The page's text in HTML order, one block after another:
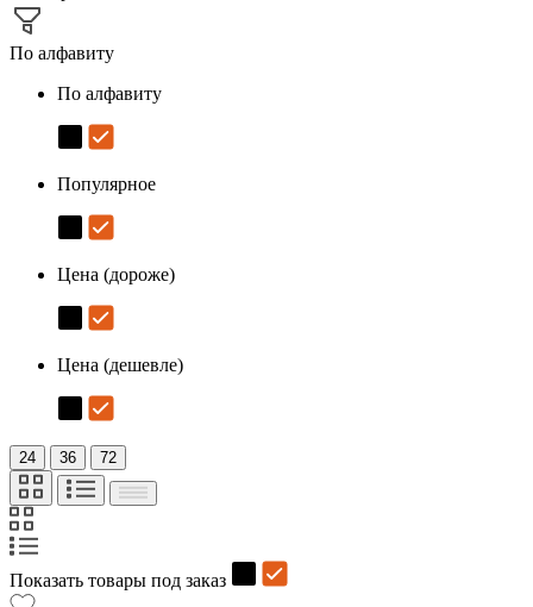
По алфавиту
По алфавиту
Популярное
Цена (дороже)
Цена (дешевле)
24 36 72
Показать товары под заказ